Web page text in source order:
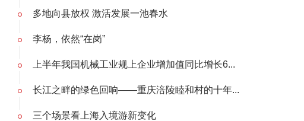
多地向县放权 激活发展一池春水
李杨，依然“在岗”
上半年我国机械工业规上企业增加值同比增长6...
长江之畔的绿色回响——重庆涪陵睦和村的十年...
三个场景看上海入境游新变化